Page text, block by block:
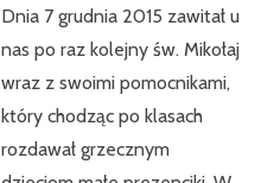
Dnia 7 grudnia 2015 zawitał u
nas po raz kolejny św. Mikołaj
wraz z swoimi pomocnikami,
który chodząc po klasach
rozdawał grzecznym